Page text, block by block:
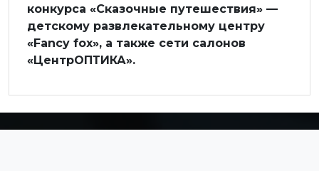
конкурса «Сказочные путешествия» —
детскому развлекательному центру
«Fancy fox», а также сети салонов
«ЦентрОПТИКА».